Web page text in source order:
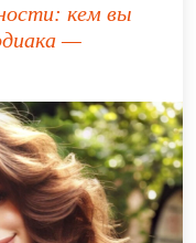
кем вы
—